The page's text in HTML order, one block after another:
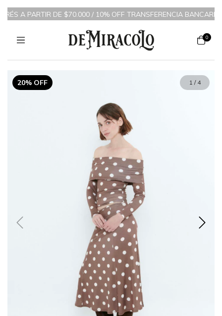
A PARTIR DE $70.000 / 10% OFF TRANSFERENCIA BANCARIA
0
20% OFF 1 / 4